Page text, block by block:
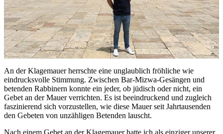
An der Klagemauer herrschte eine unglaublich fröhliche wie
eindrucksvolle Stimmung. Zwischen Bar-Mizwa-Gesängen und
betenden Rabbinern konnte ein jeder, ob jüdisch oder nicht, ein
Gebet an der Mauer verrichten. Es ist beeindruckend und zugleich
faszinierend sich vorzustellen, wie diese Mauer seit Jahrtausenden
den Gebeten von unzähligen Betenden lauscht.
Nach einem Gebet an der Klagemauer hatte ich als einziger unserer